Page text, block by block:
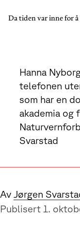
Da tiden var inne for
Hanna
telefonen
som har en
akademia og
Svarstad
Av Jørgen
Publisert 1.